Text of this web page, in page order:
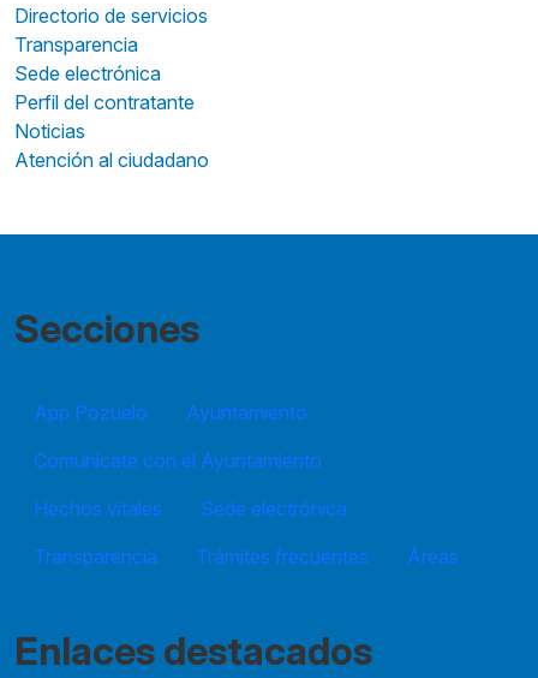
Directorio de servicios
Transparencia
Sede electrónica
Perfil del contratante
Noticias
Atención al ciudadano
Secciones
App Pozuelo
Ayuntamiento
Comunícate con el Ayuntamiento
Hechos vitales
Sede electrónica
Transparencia
Trámites frecuentes Áreas
Enlaces destacados